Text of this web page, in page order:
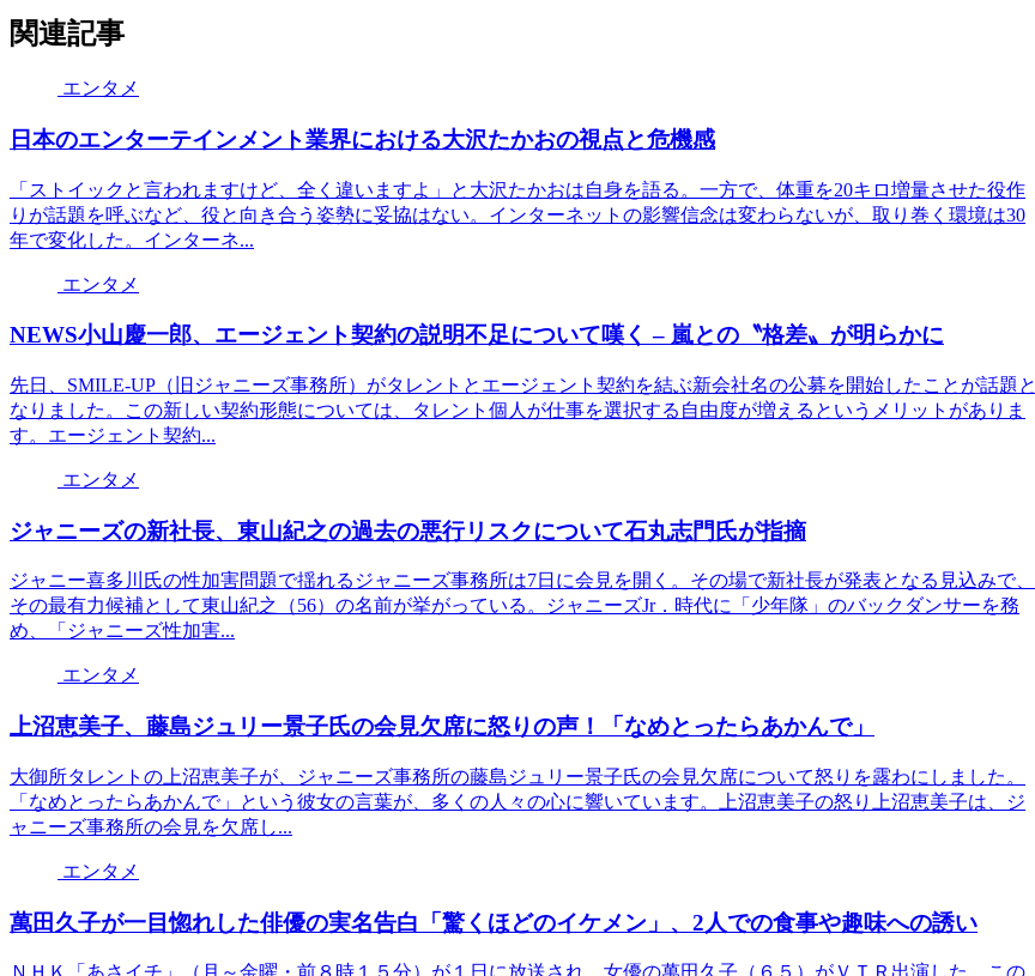
関連記事
エンタメ
日本のエンターテインメント業界における大沢たかおの視点と危機感
「ストイックと言われますけど、全く違いますよ」と大沢たかおは自身を語る。一方で、体重を20キロ増量させた役作
りが話題を呼ぶなど、役と向き合う姿勢に妥協はない。インターネットの影響信念は変わらないが、取り巻く環境は30
年で変化した。インターネ...
エンタメ
NEWS小山慶一郎、エージェント契約の説明不足について嘆く – 嵐との〝格差〟が明らかに
先日、SMILE-UP（旧ジャニーズ事務所）がタレントとエージェント契約を結ぶ新会社名の公募を開始したことが話題と
なりました。この新しい契約形態については、タレント個人が仕事を選択する自由度が増えるというメリットがありま
す。エージェント契約...
エンタメ
ジャニーズの新社長、東山紀之の過去の悪行リスクについて石丸志門氏が指摘
ジャニー喜多川氏の性加害問題で揺れるジャニーズ事務所は7日に会見を開く。その場で新社長が発表となる見込みで、
その最有力候補として東山紀之（56）の名前が挙がっている。ジャニーズJr．時代に「少年隊」のバックダンサーを務
め、「ジャニーズ性加害...
エンタメ
上沼恵美子、藤島ジュリー景子氏の会見欠席に怒りの声！「なめとったらあかんで」
大御所タレントの上沼恵美子が、ジャニーズ事務所の藤島ジュリー景子氏の会見欠席について怒りを露わにしました。
「なめとったらあかんで」という彼女の言葉が、多くの人々の心に響いています。上沼恵美子の怒り上沼恵美子は、ジ
ャニーズ事務所の会見を欠席し...
エンタメ
萬田久子が一目惚れした俳優の実名告白「驚くほどのイケメン」、2人での食事や趣味への誘い